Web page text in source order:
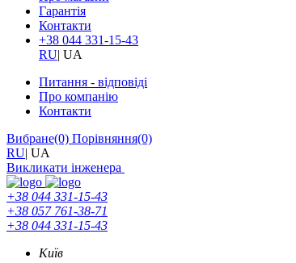
Гарантія
Контакти
+38 044 331-15-43
RU| UA
Питання - відповіді
Про компанію
Контакти
Вибране(0) Порівняння(0)
RU| UA
Викликати інженера
+38 044 331-15-43
+38 057 761-38-71
+38 044 331-15-43
Київ